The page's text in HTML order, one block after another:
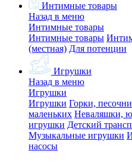
Интимные товары
Назад в меню
Интимные товары
Интимные товары
(местная) Для потенции
Игрушки
Назад в меню
Игрушки
Игрушки Горки,
маленьких Неваляшки,
игрушки Детский
Музыкальные игрушки
насосы